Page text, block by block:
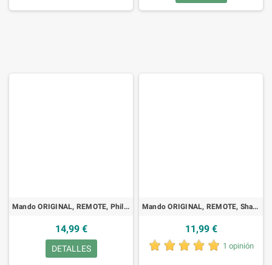
Mando ORIGINAL, REMOTE, Philips - 232254900508, DVD, VCR
14,99 €
DETALLES
Mando ORIGINAL, REMOTE, Sharp - G0077AJ, VCR
11,99 €
1 opinión